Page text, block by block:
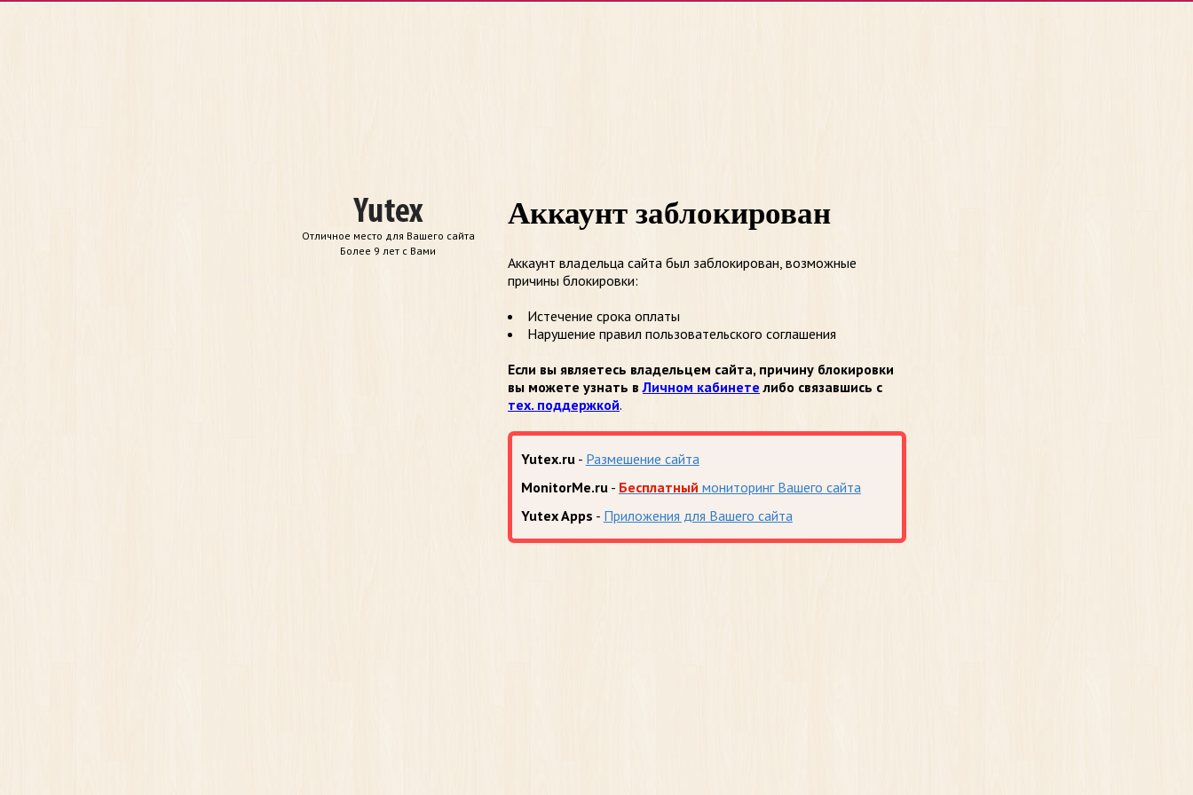
Отличное место для Вашего сайта
Более 9 лет с Вами
Аккаунт заблокирован
Аккаунт владельца сайта был заблокирован, возможные
причины блокировки:
Истечение срока оплаты
Нарушение правил пользовательского соглашения
Если вы являетесь владельцем сайта, причину блокировки
вы можете узнать вЛичном кабинете либо связавшись с
тех. поддержкой.
Yutex.ru - Размешение сайта
MonitorMe.ru - Бесплатный мониторинг Вашего сайта
Yutex Apps - Приложения для Вашего сайта